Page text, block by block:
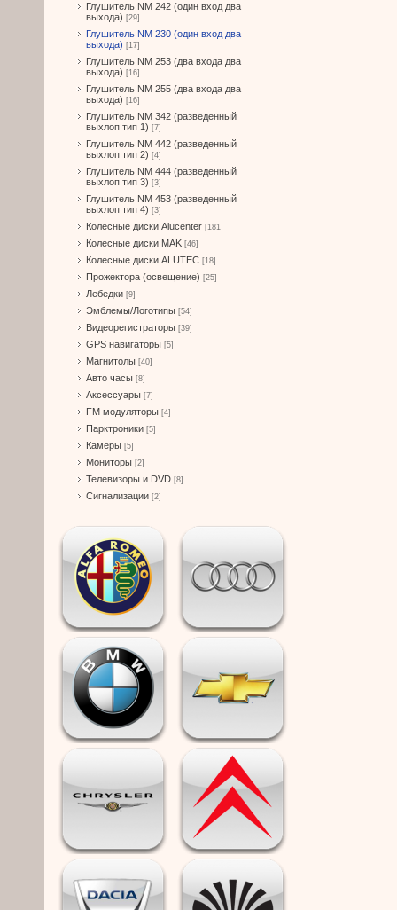
Глушитель NM 242 (один вход два
выхода) [29]
Глушитель NM 230 (один вход два
выхода) [17]
Глушитель NM 253 (два входа два
выхода) [16]
Глушитель NM 255 (два входа два
выхода) [16]
Глушитель NM 342 (разведенный
выхлоп тип 1) [7]
Глушитель NM 442 (разведенный
выхлоп тип 2) [4]
Глушитель NM 444 (разведенный
выхлоп тип 3) [3]
Глушитель NM 453 (разведенный
выхлоп тип 4) [3]
Колесные диски Alucenter [181]
Колесные диски MAK [46]
Колесные диски ALUTEC [18]
Прожектора (освещение) [25]
Лебедки [9]
Эмблемы/Логотипы [54]
Видеорегистраторы [39]
GPS навигаторы [5]
Магнитолы [40]
Авто часы [8]
Аксессуары [7]
FM модуляторы [4]
Парктроники [5]
Камеры [5]
Мониторы [2]
Телевизоры и DVD [8]
Сигнализации [2]